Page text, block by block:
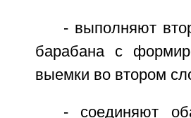
- выполняют
барабана с
выемки во втором
- соединяют